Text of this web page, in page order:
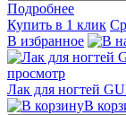
Подробнее
Купить в 1 клик
В избранное
просмотр
Лак для ногтей
В